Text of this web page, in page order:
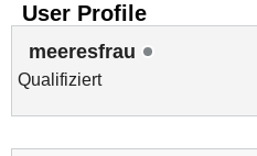
User Profile
meeresfrau
Qualifiziert